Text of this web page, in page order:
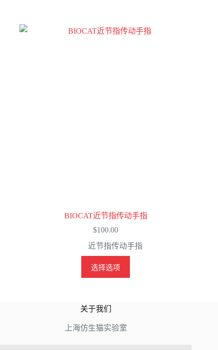
BIOCAT近节指传动手指
$100.00
近节指传动手指
选择选项
本
产
多
变
关于我们
上海仿生猫实验室